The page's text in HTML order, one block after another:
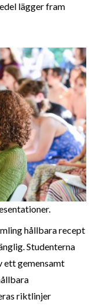
lägger fram
hållbara recept
Studenterna
ett gemensamt
riktlinjer